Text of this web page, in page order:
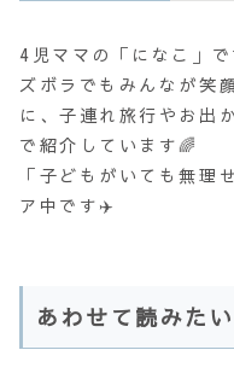
4児ママの「になこ」で
ズボラでもみんなが笑
に、子連れ旅行やお出
で紹介しています🌈
「子どもがいても無理
ア中です✈️
あわせて読みた